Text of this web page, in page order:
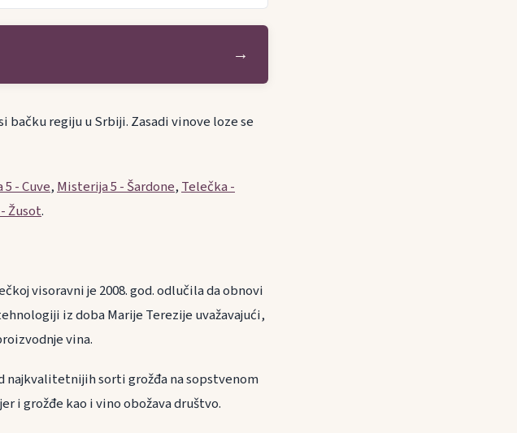
→
bačku regiju u Srbiji. Zasadi vinove loze se
- Cuve, Misterija 5 - Šardone, Telečka -
Žusot.
visoravni je 2008. god. odlučila da obnovi
iz doba Marije Terezije uvažavajući,
vina.
najkvalitetnijih sorti grožđa na sopstvenom
i grožđe kao i vino obožava društvo.